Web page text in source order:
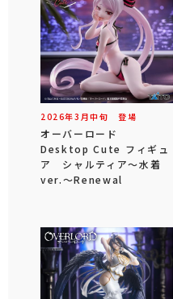
2026年3 月中旬 登場
オーバーロード
Desktop Cute フィギュ
ア シャルティア～水着
ver.～Renewal